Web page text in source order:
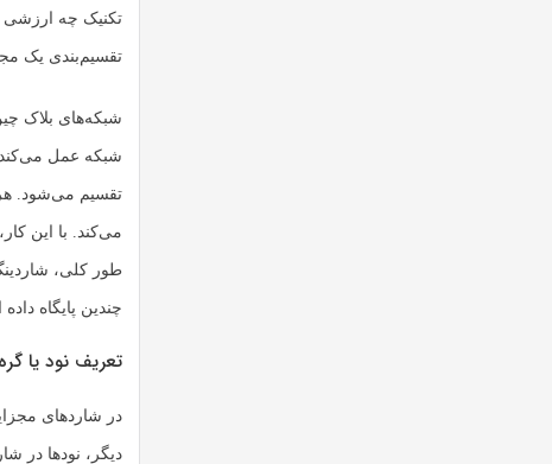
تکنیک چه ارزشی
تقسیم‌بندی یک
شبکه‌های بلاک
شبکه عمل
تقسیم می‌شود.
می‌کند. با این
طور کلی،
چندین پایگاه
تعریف نود یا
در شاردهای
دیگر، نودها در